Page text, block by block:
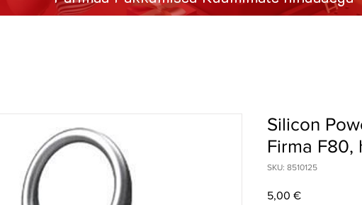
Silicon
Firma F80,
SKU: 8510125
5,00 €Price